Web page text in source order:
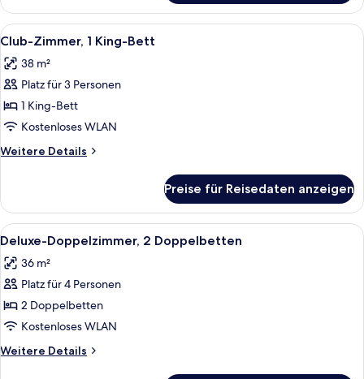
Zimmer,
1 King-
Bett
Alle
Fotos
für
Club-
Zimmer,
1 King-
Bett
anzeigen
Ein Hotelzimmer mit Glastisch,
8
Club-Zimmer, 1 King-Bett
38 m²
Platz für 3 Personen
1 King-Bett
Kostenloses WLAN
Weitere Details
Weitere
Zimmer,
1 King-
Bett
Preise für Reisedaten anzeigen
Alle
Fotos
für
Deluxe-
Doppelzimmer,
2 Doppelbetten
anzeigen
Ein Hotelzimmer mit Glastisch,
5
Deluxe-Doppelzimmer, 2 Doppelbetten
36 m²
Platz für 4 Personen
2 Doppelbetten
Kostenloses WLAN
Weitere Details
Weitere